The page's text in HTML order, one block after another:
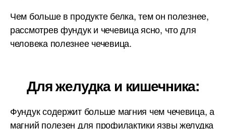
Чем больше в продукте белка, тем он полезнее,
рассмотрев фундук и чечевица ясно, что для
человека полезнее чечевица.
Для желудка и кишечника:
Фундук содержит больше магния чем чечевица, а
магний полезен для профилактики язвы желудка